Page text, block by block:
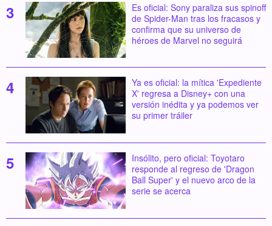
Es oficial: Sony paraliza sus spinoff
de Spider-Man tras los fracasos y
confirma que su universo de
héroes de Marvel no seguirá
Ya es oficial: la mítica 'Expediente
X' regresa a Disney+ con una
versión inédita y ya podemos ver
su primer tráiler
Insólito, pero oficial: Toyotaro
responde al regreso de 'Dragon
Ball Super' y el nuevo arco de la
serie se acerca